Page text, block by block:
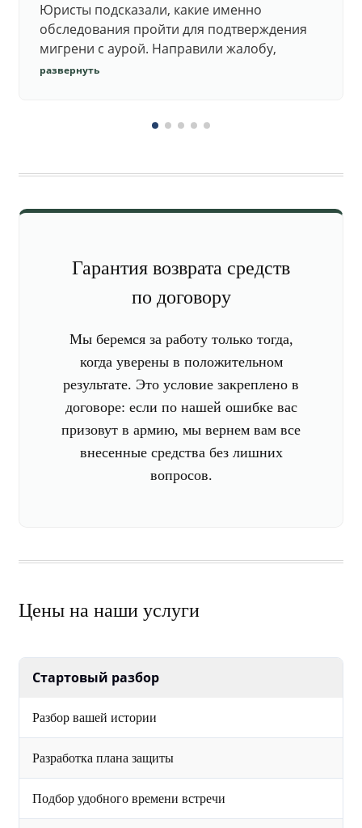
Юристы подсказали, какие именно
обследования пройти для подтверждения
мигрени с аурой. Направили жалобу,
добились повторного осмотра и списания в
развернуть
Гарантия возврата средств
по договору
Мы беремся за работу только тогда,
когда уверены в положительном
результате. Это условие закреплено в
договоре: если по нашей ошибке вас
призовут в армию, мы вернем вам все
внесенные средства без лишних
вопросов.
Цены на наши услуги
Стартовый разбор
Разбор вашей истории
Разработка плана защиты
Подбор удобного времени встречи